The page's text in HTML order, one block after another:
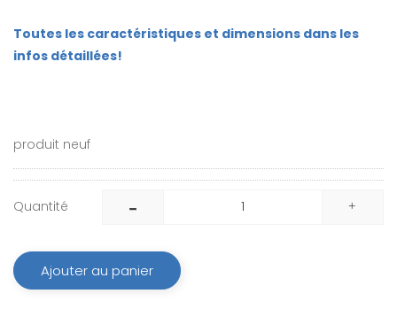
Toutes les caractéristiques et dimensions dans les
infos détaillées!
produit neuf
Quantité
Ajouter au panier